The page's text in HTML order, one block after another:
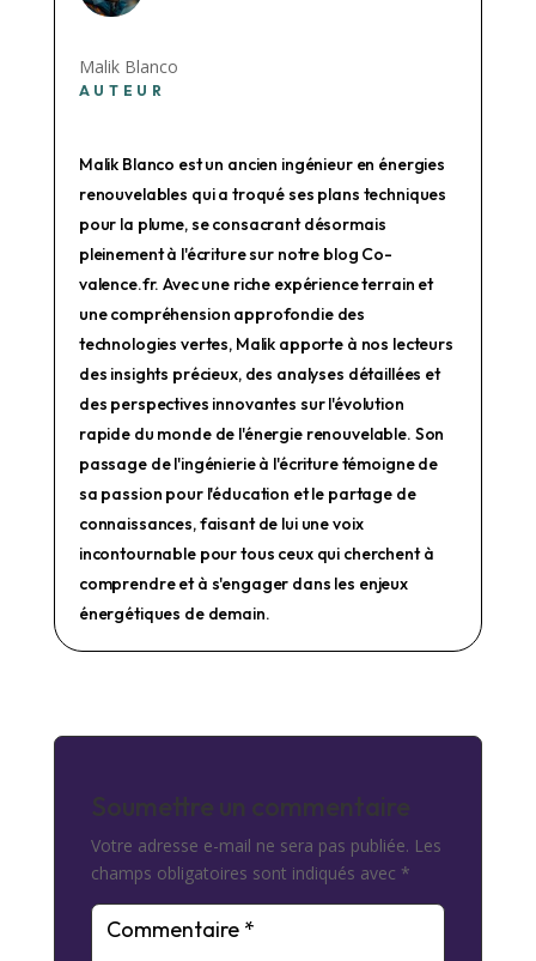
Malik Blanco
AUTEUR
Malik Blanco est un ancien ingénieur en énergies
renouvelables qui a troqué ses plans techniques
pour la plume, se consacrant désormais
pleinement à l'écriture sur notre blog Co-
valence.fr. Avec une riche expérience terrain et
une compréhension approfondie des
technologies vertes, Malik apporte à nos lecteurs
des insights précieux, des analyses détaillées et
des perspectives innovantes sur l'évolution
rapide du monde de l'énergie renouvelable. Son
passage de l'ingénierie à l'écriture témoigne de
sa passion pour l'éducation et le partage de
connaissances, faisant de lui une voix
incontournable pour tous ceux qui cherchent à
comprendre et à s'engager dans les enjeux
énergétiques de demain.
Soumettre un commentaire
Votre adresse e-mail ne sera pas publiée. Les
champs obligatoires sont indiqués avec *